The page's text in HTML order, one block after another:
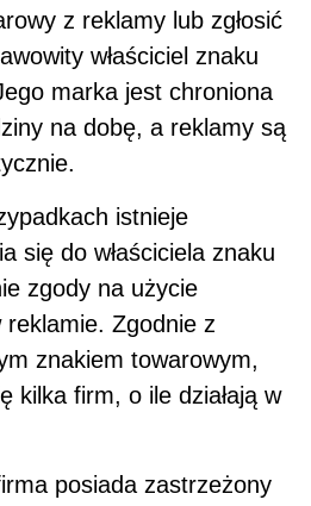
z reklamy lub zgłosić
właściciel znaku
marka jest chroniona
na dobę, a reklamy są
istnieje
się do właściciela znaku
zgody na użycie
reklamie. Zgodnie z
znakiem towarowym,
kilka firm, o ile działają w
posiada zastrzeżony